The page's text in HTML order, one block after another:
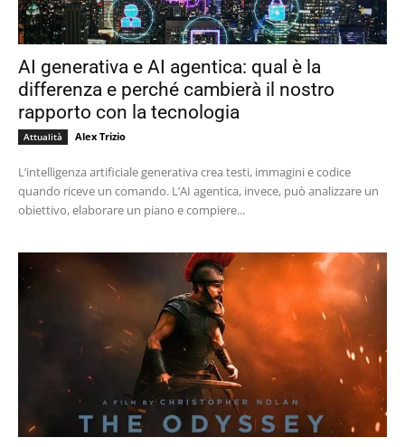
AI generativa e AI agentica: qual è la
differenza e perché cambierà il nostro
rapporto con la tecnologia
Attualità Alex Trizio
L’intelligenza artificiale generativa crea testi, immagini e codice
quando riceve un comando. L’AI agentica, invece, può analizzare un
obiettivo, elaborare un piano e compiere...